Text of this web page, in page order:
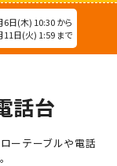
6日(木) 10:30 から
11日(火) 1:59 まで
話台
ーテーブルや電話